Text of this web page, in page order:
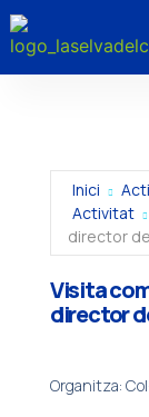
Inici
Activitat
director
Visita
director
Organitza: